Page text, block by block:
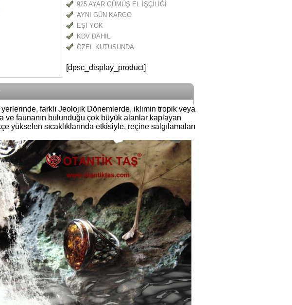
925 AYAR GÜMÜŞ EL İŞÇİLİĞİ
AYNI GÜN KARGO
EŞİ YOK
KDV DAHİL
ÖZEL KUTUSUNDA
[dpsc_display_product]
farklı Jeolojik Dönemlerde, iklimin tropik veya
ve faunanın bulunduğu çok büyük alanlar kaplayan
yükselen sıcaklıklarında etkisiyle, reçine salgılamaları